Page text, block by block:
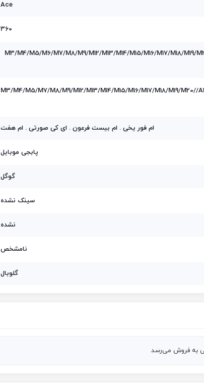
Ace
360
M3/M4/M5/M6/M7/M8/M9/M12/M13/M14/M15/M16/M17/M18/
M3/M4/M5/M7/M8/M9/M12/M13/M14/M15/M16/M17/M18/M19/
ام فور یخی . ام بیست فرعون . ای کی صورتی . ام هفت
پابجی موبایل
گوگل
سینک نشده
نشده
نامشخص
گلوبال